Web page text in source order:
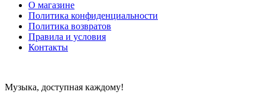
О магазине
Политика конфиденциальности
Политика возвратов
Правила и условия
Контакты
Музыка, доступная каждому!